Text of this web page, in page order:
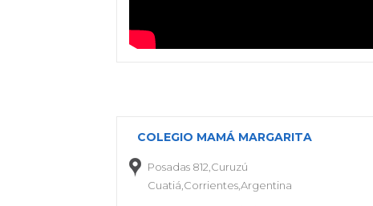
COLEGIO MAMÁ MARGARITA
Posadas 812,Curuzú
Cuatiá,Corrientes,Argentina